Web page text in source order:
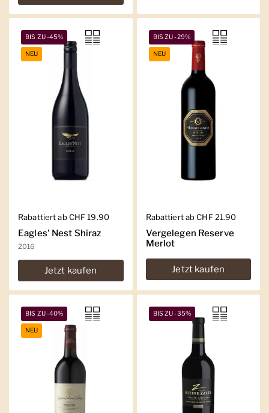
Regulärer Preis
Rabattiert ab CHF 19.90
Eagles' Nest Shiraz
2016
Jetzt kaufen
BIS ZU -45%
NEU
Regulärer Preis
Rabattiert ab CHF 21.90
Vergelegen Reserve
Merlot
Jetzt kaufen
BIS ZU -29%
NEU
BIS ZU -40%
NEU
BIS ZU -35%